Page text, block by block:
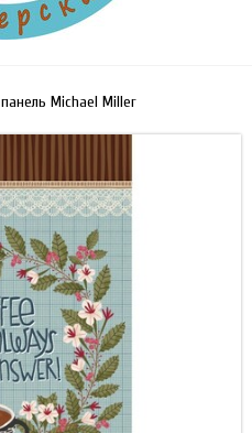
панель Michael Miller